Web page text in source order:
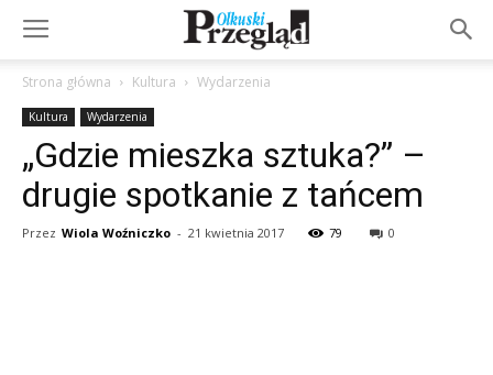
Strona główna Kultura Wydarzenia
Kultura Wydarzenia
„Gdzie mieszka sztuka?” –
drugie spotkanie z tańcem
Przez Wiola Woźniczko - 21 kwietnia 2017 79 0